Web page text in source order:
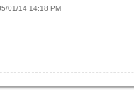
01/14 14:18 PM